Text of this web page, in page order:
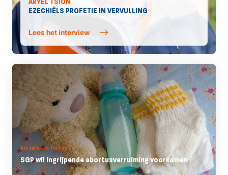
EZECHIËLS PROFETIE IN VERVULLING
Lees het interview
NIEUWS - 14 JULI 2026
SGP wil ingrijpende abortusverruiming voorkomen